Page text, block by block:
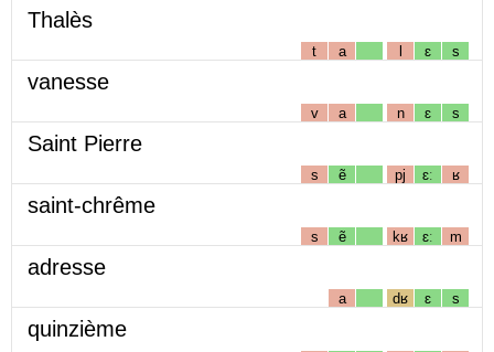
Thalès
t a l ɛ s
vanesse
v a n ɛ s
Saint Pierre
s ẽ pj ɛː ʁ
saint-chrême
s ẽ kʁ ɛː m
adresse
a dʁ ɛ s
quinzième